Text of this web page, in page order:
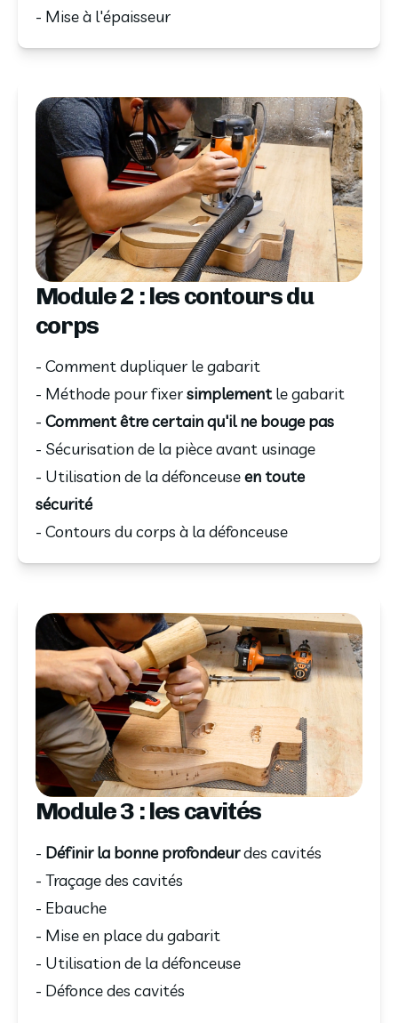
- Mise à l'épaisseur
Module 2 : les contours du
corps
- Comment dupliquer le gabarit
- Méthode pour fixersimplementle gabarit
- Commentêtre certain qu'il ne bouge pas
- Sécurisation de la pièce avant usinage
- Utilisation de la défonceuseen toute
sécurité
- Contours du corps à la défonceuse
Module 3 : les cavités
- Définir la bonne profondeurdes cavités
- Traçage des cavités
- Ebauche
- Mise en place du gabarit
- Utilisation de la défonceuse
- Défonce des cavités